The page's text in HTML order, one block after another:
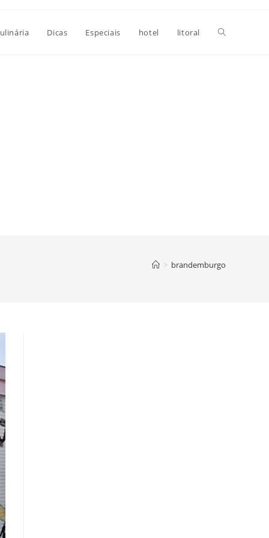
Dicas Especiais hotel litoral Alternar
> brandemburgo